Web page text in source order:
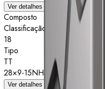
Ver detalhes
Composto
Classificação de estrelas
18
Tipo
TT
28×9-15NHS
Ver detalhes